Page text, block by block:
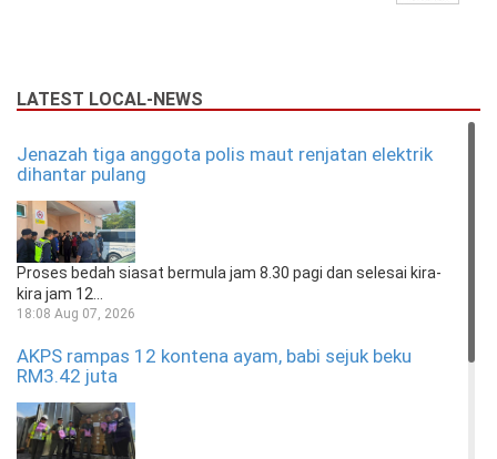
LATEST LOCAL-NEWS
Jenazah tiga anggota polis maut renjatan elektrik
dihantar pulang
Proses bedah siasat bermula jam 8.30 pagi dan selesai kira-
kira jam 12...
18:08 Aug 07, 2026
AKPS rampas 12 kontena ayam, babi sejuk beku
RM3.42 juta